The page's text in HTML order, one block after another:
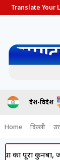
Translate Your
देश-विदेश
Home दिल्ली
कुनबा, जानिए